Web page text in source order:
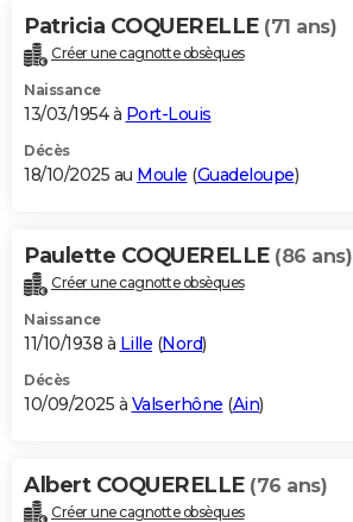
Patricia COQUERELLE (71 ans)
Créer une cagnotte obsèques
Naissance
13/03/1954 à Port-Louis
Décès
18/10/2025 au Moule (Guadeloupe)
Paulette COQUERELLE (86 ans)
Créer une cagnotte obsèques
Naissance
11/10/1938 à Lille (Nord)
Décès
10/09/2025 à Valserhône (Ain)
Albert COQUERELLE (76 ans)
Créer une cagnotte obsèques